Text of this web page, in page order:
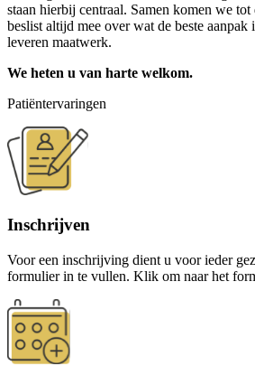
staan hierbij centraal. Samen komen we tot
beslist altijd mee over wat de beste
leveren maatwerk.
We heten u van harte welkom.
Patiëntervaringen
Inschrijven
Voor een inschrijving dient u voor ieder
formulier in te vullen. Klik om naar het